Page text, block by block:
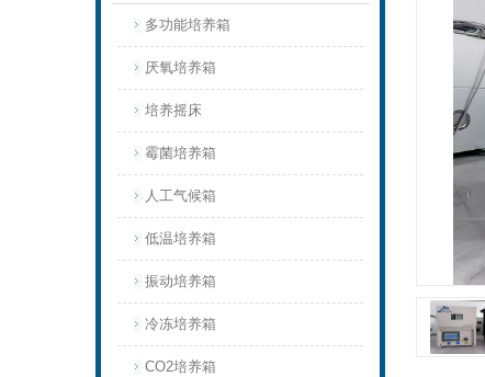
多功能培养箱
厌氧培养箱
培养摇床
霉菌培养箱
人工气候箱
低温培养箱
振动培养箱
冷冻培养箱
CO2培养箱